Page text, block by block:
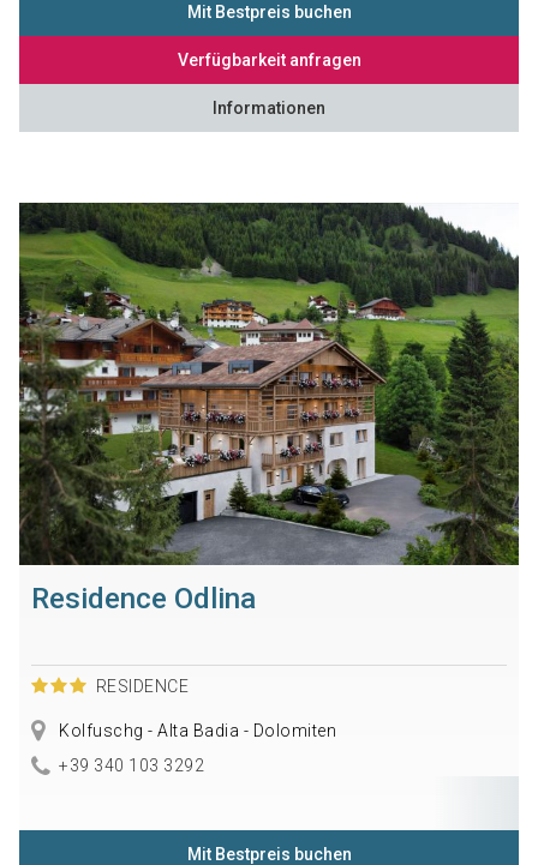
Mit Bestpreis buchen
Verfügbarkeit anfragen
Informationen
Residence Odlina
RESIDENCE
Kolfuschg - Alta Badia - Dolomiten
+39 340 103 3292
Mit Bestpreis buchen